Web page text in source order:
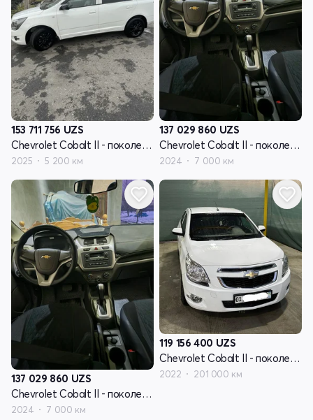
153 711 756 UZS
Chevrolet Cobalt II - поколение рестайлинг
2025 5 200 км
137 029 860 UZS
Chevrolet Cobalt II - поколение рестайлинг
2024 7 000 км
137 029 860 UZS
Chevrolet Cobalt II - поколение рестайлинг
2024 7 000 км
119 156 400 UZS
Chevrolet Cobalt II - поколение рестайлинг
2022 201 000 км